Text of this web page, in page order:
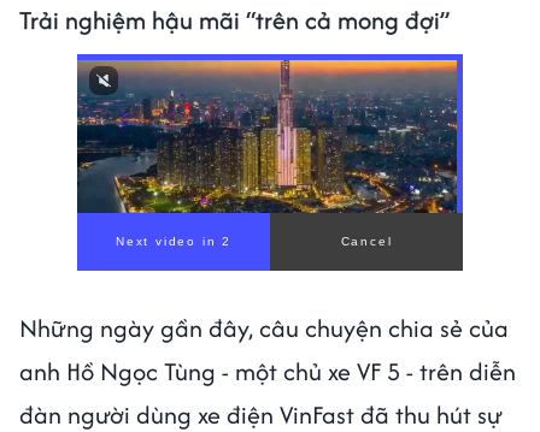
Trải nghiệm hậu mãi “trên cả mong đợi”
Những ngày gần đây, câu chuyện chia sẻ của
anh Hồ Ngọc Tùng - một chủ xe VF 5 - trên diễn
đàn người dùng xe điện VinFast đã thu hút sự